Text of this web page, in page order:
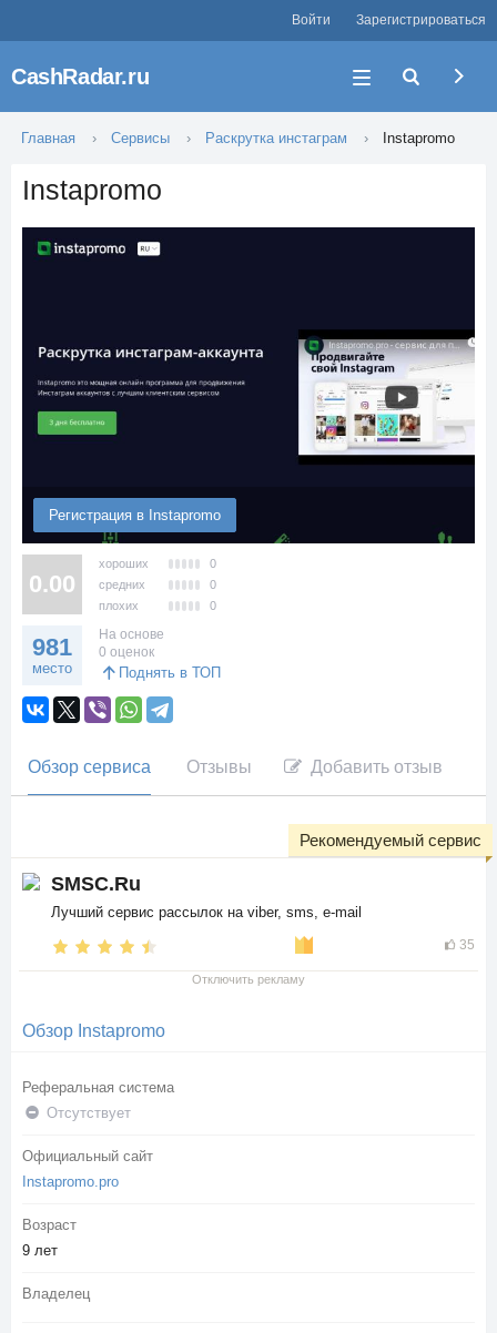
Войти Зарегистрироваться
CashRadar.ru
Главная Сервисы Раскрутка инстаграм Instapromo
Instapromo
Регистрация в Instapromo
0.00
хороших
0
средних
0
плохих
0
981
место
На основе
0 оценок
Поднять в ТОП
Обзор сервиса Отзывы Добавить отзыв
SMSC.Ru
Лучший сервис рассылок на viber, sms, e-mail
35
Рекомендуемый сервис
Отключить рекламу
Обзор Instapromo
Реферальная система
Отсутствует
Официальный сайт
Instapromo.pro
Возраст
9 лет
Владелец